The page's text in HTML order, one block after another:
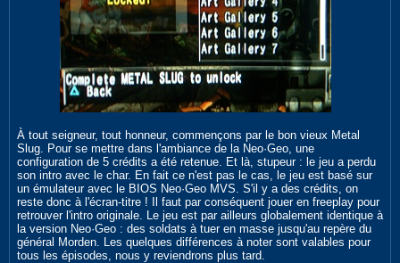
À tout seigneur, tout honneur, commençons par le bon vieux Metal
Slug. Pour se mettre dans l'ambiance de la Neo·Geo, une
configuration de 5 crédits a été retenue. Et là, stupeur : le jeu a perdu
son intro avec le char. En fait ce n'est pas le cas, le jeu est basé sur
un émulateur avec le BIOS Neo·Geo MVS. S'il y a des crédits, on
reste donc à l'écran-titre ! Il faut par conséquent jouer en freeplay pour
retrouver l'intro originale. Le jeu est par ailleurs globalement identique à
la version Neo·Geo : des soldats à tuer en masse jusqu'au repère du
général Morden. Les quelques différences à noter sont valables pour
tous les épisodes, nous y reviendrons plus tard.